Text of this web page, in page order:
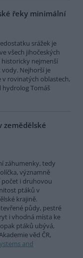
řeky minimální
srážek je
všech jihočeských
historicky nejmenší
Nejhorší je
v rovinatých oblastech,
hydrolog Tomáš
zemědělské
záhumenky, tedy
významně
počet i druhovou
ptáků v
krajině.
půdy, pestré
i vhodná místa ke
ptáků ubývá,
věd ČR,
and